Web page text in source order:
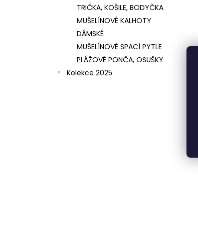
TRIČKA, KOŠILE, BODYČKA
MUŠELÍNOVÉ KALHOTY
DÁMSKÉ
MUŠELÍNOVÉ SPACÍ PYTLE
PLÁŽOVÉ PONČA, OSUŠKY
Kolekce 2025